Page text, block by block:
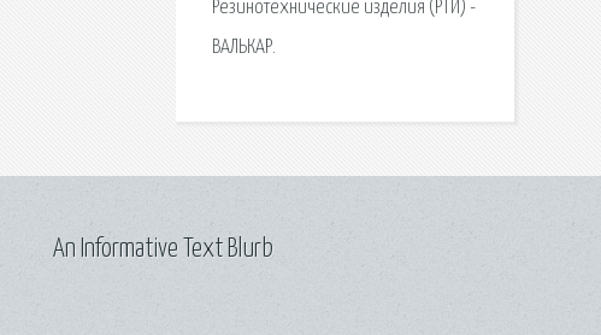
Резинотехнические изделия (РТИ) -
ВАЛЬКАР.
An Informative Text Blurb